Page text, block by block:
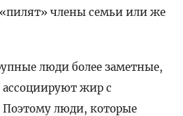
члены семьи или же
люди более заметные,
жир с
люди, которые